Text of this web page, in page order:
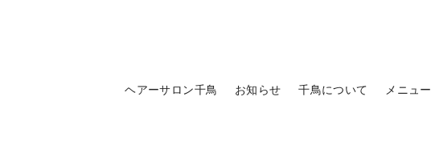
ヘアーサロン千鳥 お知らせ 千鳥について メニュー